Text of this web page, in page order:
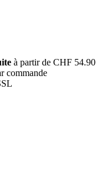
à partir de CHF 54.90
commande